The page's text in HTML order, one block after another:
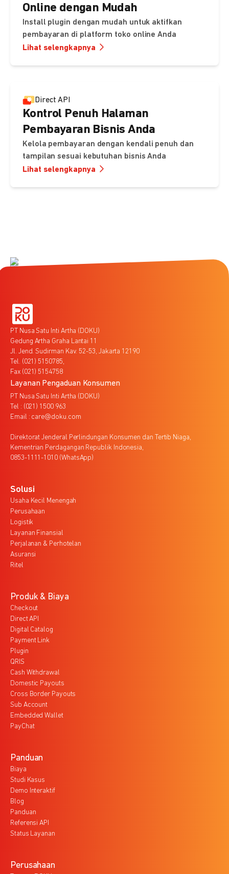
Online dengan Mudah
Install plugin dengan mudah untuk aktifkan
pembayaran di platform toko online Anda
Lihat selengkapnya
Direct API
Kontrol Penuh Halaman
Pembayaran Bisnis Anda
Kelola pembayaran dengan kendali penuh dan
tampilan sesuai kebutuhan bisnis Anda
Lihat selengkapnya
PT Nusa Satu Inti Artha (DOKU)
Gedung Artha Graha Lantai 11
Jl. Jend. Sudirman Kav. 52-53, Jakarta 12190
Tel. (021) 5150785,
Fax (021) 5154758
Layanan Pengaduan Konsumen
PT Nusa Satu Inti Artha (DOKU)
Tel : (021) 1500 963
Email : care@doku.com
Direktorat Jenderal Perlindungan Konsumen dan Tertib Niaga,
Kementrian Perdagangan Republik Indonesia,
0853-1111-1010 (WhatsApp)
Solusi
Usaha Kecil Menengah
Perusahaan
Logistik
Layanan Finansial
Perjalanan & Perhotelan
Asuransi
Ritel
Produk & Biaya
Checkout
Direct API
Digital Catalog
Payment Link
Plugin
QRIS
Cash Withdrawal
Domestic Payouts
Cross Border Payouts
Sub Account
Embedded Wallet
PayChat
Panduan
Biaya
Studi Kasus
Demo Interaktif
Blog
Panduan
Referensi API
Status Layanan
Perusahaan